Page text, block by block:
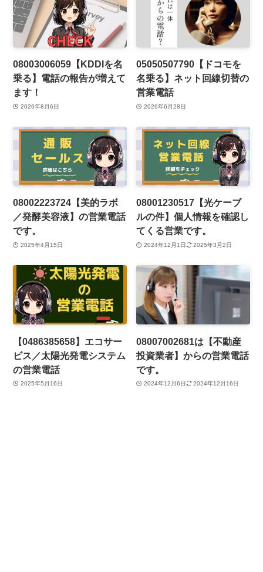
08003006059【KDDIを名
乗る】電話の報告が増えて
ます！
2026年8月6日
05050507790【ドコモを
名乗る】ネット回線切替の
営業電話
2026年6月28日
08002223724【美的ラボ
／発酵美容液】の営業電話
です。
2025年4月15日
08001230517【光ケーブ
ルの件】個人情報を確認し
てくる営業です。
2024年12月1日 2025年3月2日
【0486385658】エコサー
ビス／太陽光発電システム
の営業電話
2025年5月16日
08007002681は【不動産
投資業者】からの営業電話
です。
2024年12月6日 2024年12月16日